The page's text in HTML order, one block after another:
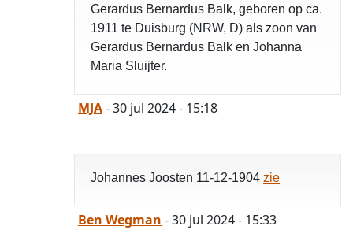
Gerardus Bernardus Balk, geboren op ca.
1911 te Duisburg (NRW, D) als zoon van
Gerardus Bernardus Balk en Johanna
Maria Sluijter.
MJA- 30 jul 2024 - 15:18
Johannes Joosten 11-12-1904 zie
Ben Wegman - 30 jul 2024 - 15:33